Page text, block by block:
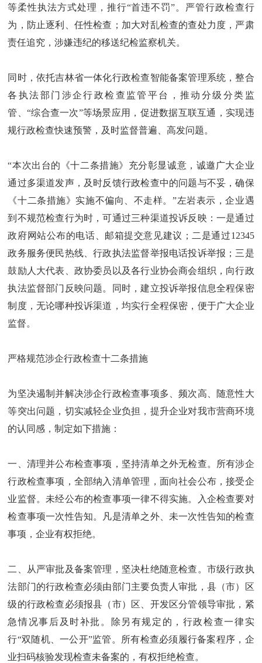
等柔性执法方式处理，推行“首违不罚”。严管行政检查行
为，防止逐利、任性检查；加大对乱检查的查处力度，严肃
责任追究，涉嫌违纪的移送纪检监察机关。
同时，依托吉林省一体化行政检查智能备案管理系统，整合
各执法部门涉企行政检查监管平台，推动分级分类监
管、“综合查一次”等场景应用，促进数据互联互通，实现违
规行政检查快速预警，及时监督普遍、高发问题。
“本次出台的《十二条措施》充分彰显诚意，诚邀广大企业
通过多渠道发声，及时反馈行政检查中的问题与不妥，确保
《十二条措施》实施不偏向、不走样。”左岩表示，企业遇
到不规范检查行为时，可通过三种渠道投诉反映：一是通过
政府网站公布的电话、邮箱提交意见建议；二是通过12345
政务服务便民热线、行政执法监督举报电话投诉举报；三是
鼓励人大代表、政协委员以及各行业协会商会组织，向行政
执法监督部门反映问题。同时，建立投诉举报信息全程保密
制度，无论哪种投诉渠道，均实行全程保密，便于广大企业
监督。
严格规范涉企行政检查十二条措施
为坚决遏制并解决涉企行政检查事项多、频次高、随意性大
等突出问题，切实减轻企业负担，提升企业对我市营商环境
的认同感，制定如下措施：
一、清理并公布检查事项，坚持清单之外无检查。所有涉企
行政检查事项，全部纳入清单管理，面向社会公布，接受企
业监督。未经公布的检查事项一律不得实施。入企检查要对
检查事项一次性告知。凡是清单之外、未一次性告知的检查
事项，企业有权拒绝。
二、从严审批及备案管理，坚决杜绝随意检查。市级行政执
法部门的行政检查必须由部门主要负责人审批，县（市）区
级的行政检查必须报县（市）区、开发区分管领导审批，紧
急情况事后及时补批。除另有规定的，行政检查一律实
行“双随机、一公开”监管。所有检查必须履行备案程序，企
业扫码核验发现检查未备案的，有权拒绝检查。